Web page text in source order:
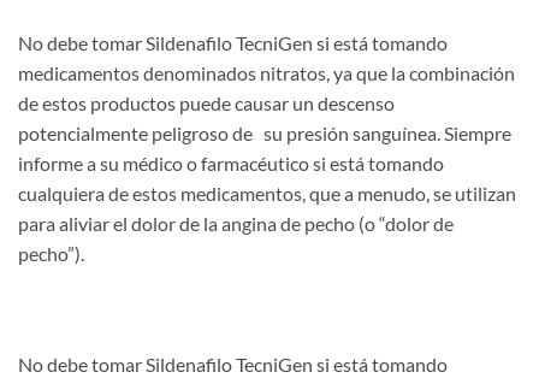
No debe tomar Sildenafilo TecniGen si está tomando
medicamentos denominados nitratos, ya que la combinación
de estos productos puede causar un descenso
potencialmente peligroso de su presión sanguínea. Siempre
informe a su médico o farmacéutico si está tomando
cualquiera de estos medicamentos, que a menudo, se utilizan
para aliviar el dolor de la angina de pecho (o “dolor de
pecho”).
No debe tomar Sildenafilo TecniGen si está tomando